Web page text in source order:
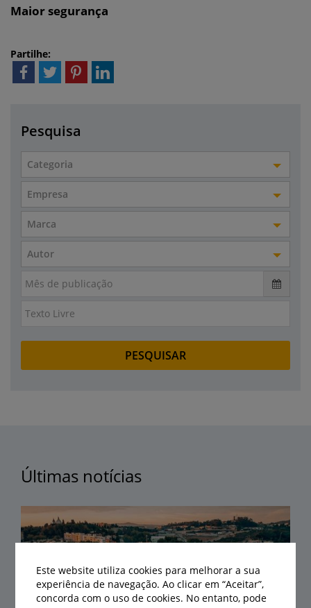
Maior segurança
Partilhe:
Pesquisa
Categoria
Empresa
Marca
Autor
Últimas notícias
Este website utiliza cookies para melhorar a sua
experiência de navegação. Ao clicar em “Aceitar”,
concorda com o uso de cookies. No entanto, pode